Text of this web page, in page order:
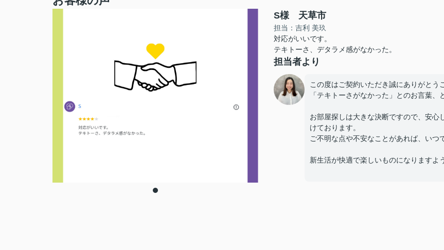
S様 天草市
担当：吉利 美玖
対応がいいです。
テキトーさ、デタラメ感がなかった。
担当者より
この度はご契約いただき誠にありがとう
「テキトーさがなかった」とのお言葉、
お部屋探しは大きな決断ですので、安
けております。
ご不明な点や不安なことがあれば、いつ
新生活が快適で楽しいものになります